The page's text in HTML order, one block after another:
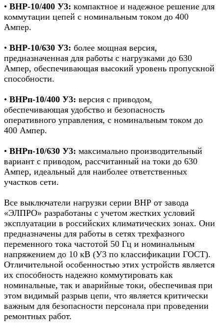
• ВНР-10/400 У3: компактное и надежное решение для
коммутации цепей с номинальным током до 400
Ампер.
• ВНР-10/630 У3: более мощная версия,
предназначенная для работы с нагрузками до 630
Ампер, обеспечивающая высокий уровень пропускной
способности.
• ВНРп-10/400 У3: версия с приводом,
обеспечивающая удобство и безопасность
оперативного управления, с номинальным током до
400 Ампер.
• ВНРп-10/630 У3: максимально производительный
вариант с приводом, рассчитанный на токи до 630
Ампер, идеальный для наиболее ответственных
участков сети.
Все выключатели нагрузки серии ВНР от завода
«ЭЛПРО» разработаны с учетом жестких условий
эксплуатации в российских климатических зонах. Они
предназначены для работы в сетях трехфазного
переменного тока частотой 50 Гц и номинальным
напряжением до 10 кВ (У3 по классификации ГОСТ).
Отличительной особенностью этих устройств является
их способность надежно коммутировать как
номинальные, так и аварийные токи, обеспечивая при
этом видимый разрыв цепи, что является критически
важным для безопасности персонала при проведении
ремонтных работ.